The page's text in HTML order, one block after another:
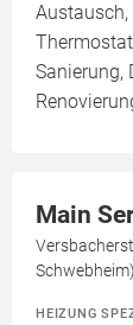
Sanierung,
Main
Schwebheim)
HEIZUNG